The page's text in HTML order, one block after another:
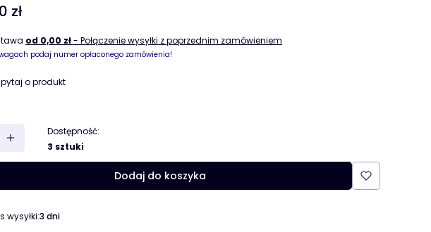
zł
od 0,00 zł- Połączenie wysyłki z poprzednim zamówieniem
podaj numer opłaconego zamówienia!
o produkt
Dostępność:
3 sztuki
Dodaj do koszyka
wysyłki:3 dni